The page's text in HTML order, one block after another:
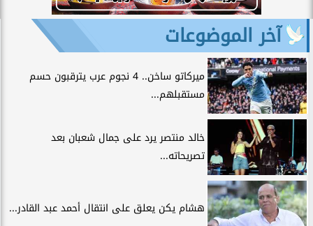
آخر الموضوعات
ميركاتو ساخن.. 4 نجوم عرب يترقبون حسم
مستقبلهم...
خالد منتصر يرد على جمال شعبان بعد
تصريحاته...
هشام يكن يعلق على انتقال أحمد عبد القادر...